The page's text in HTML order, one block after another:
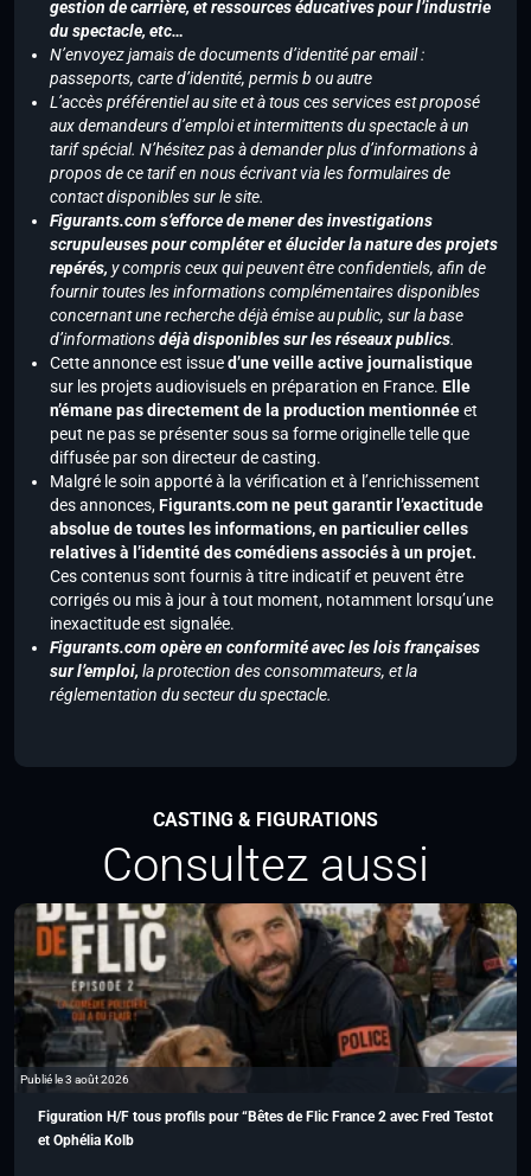
gestion de carrière, et ressources éducatives pour l’industrie
du spectacle, etc…
N’envoyez jamais de documents d’identité par email :
passeports, carte d’identité, permis b ou autre
L’accès préférentiel au site et à tous ces services est proposé
aux demandeurs d’emploi et intermittents du spectacle à un
tarif spécial. N’hésitez pas à demander plus d’informations à
propos de ce tarif en nous écrivant via les formulaires de
contact disponibles sur le site.
Figurants.com s’efforce de mener des investigations
scrupuleuses pour compléter et élucider la nature des projets
repérés, y compris ceux qui peuvent être confidentiels, afin de
fournir toutes les informations complémentaires disponibles
concernant une recherche déjà émise au public, sur la base
d’informationsdéjà disponibles sur les réseaux publics.
Cette annonce est issued’une veille active journalistique
sur les projets audiovisuels en préparation en France. Elle
n’émane pas directement de la production mentionnéeet
peut ne pas se présenter sous sa forme originelle telle que
diffusée par son directeur de casting.
Malgré le soin apporté à la vérification et à l’enrichissement
des annonces,Figurants.com ne peut garantir l’exactitude
absolue de toutes les informations, en particulier celles
relatives à l’identité des comédiens associés à un projet.
Ces contenus sont fournis à titre indicatif et peuvent être
corrigés ou mis à jour à tout moment, notamment lorsqu’une
inexactitude est signalée.
Figurants.com opère en conformité avec les lois françaises
sur l’emploi, la protection des consommateurs, et la
réglementation du secteur du spectacle.
CASTING & FIGURATIONS
Consultez aussi
Publié le 3 août 2026
Figuration H/F tous profils pour “Bêtes de Flic France 2 avec Fred Testot
et Ophélia Kolb